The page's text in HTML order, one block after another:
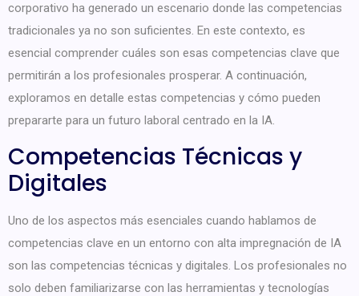
corporativo ha generado un escenario donde las competencias
tradicionales ya no son suficientes. En este contexto, es
esencial comprender cuáles son esas competencias clave que
permitirán a los profesionales prosperar. A continuación,
exploramos en detalle estas competencias y cómo pueden
prepararte para un futuro laboral centrado en la IA.
Competencias Técnicas y
Digitales
Uno de los aspectos más esenciales cuando hablamos de
competencias clave en un entorno con alta impregnación de IA
son las competencias técnicas y digitales. Los profesionales no
solo deben familiarizarse con las herramientas y tecnologías